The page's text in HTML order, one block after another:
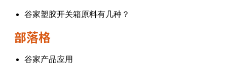
谷家塑胶开关箱原料有几种？
部落格
谷家产品应用